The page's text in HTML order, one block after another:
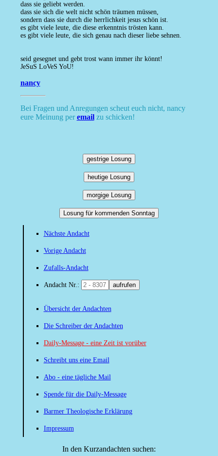
dass sie geliebt werden.
dass sie sich die welt nicht schön träumen müssen,
sondern dass sie durch die herrlichkeit jesus schön ist.
es gibt viele leute, die diese erkenntnis trösten kann.
es gibt viele leute, die sich genau nach dieser liebe sehnen.
seid gesegnet und gebt trost wann immer ihr könnt!
JeSuS LoVeS YoU!
nancy
Bei Fragen und Anregungen scheut euch nicht, nancy
eure Meinung peremailzu schicken!
gestrige Losung
heutige Losung
morgige Losung
Losung für kommenden Sonntag
Nächste Andacht
Vorige Andacht
Zufalls-Andacht
Andacht Nr.: aufrufen
Übersicht der Andachten
Die Schreiber der Andachten
Daily-Message - eine Zeit ist vorüber
Schreibt uns eine Email
Abo - eine tägliche Mail
Spende für die Daily-Message
Barmer Theologische Erklärung
Impressum
In den Kurzandachten suchen: